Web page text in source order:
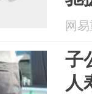
网
子
人